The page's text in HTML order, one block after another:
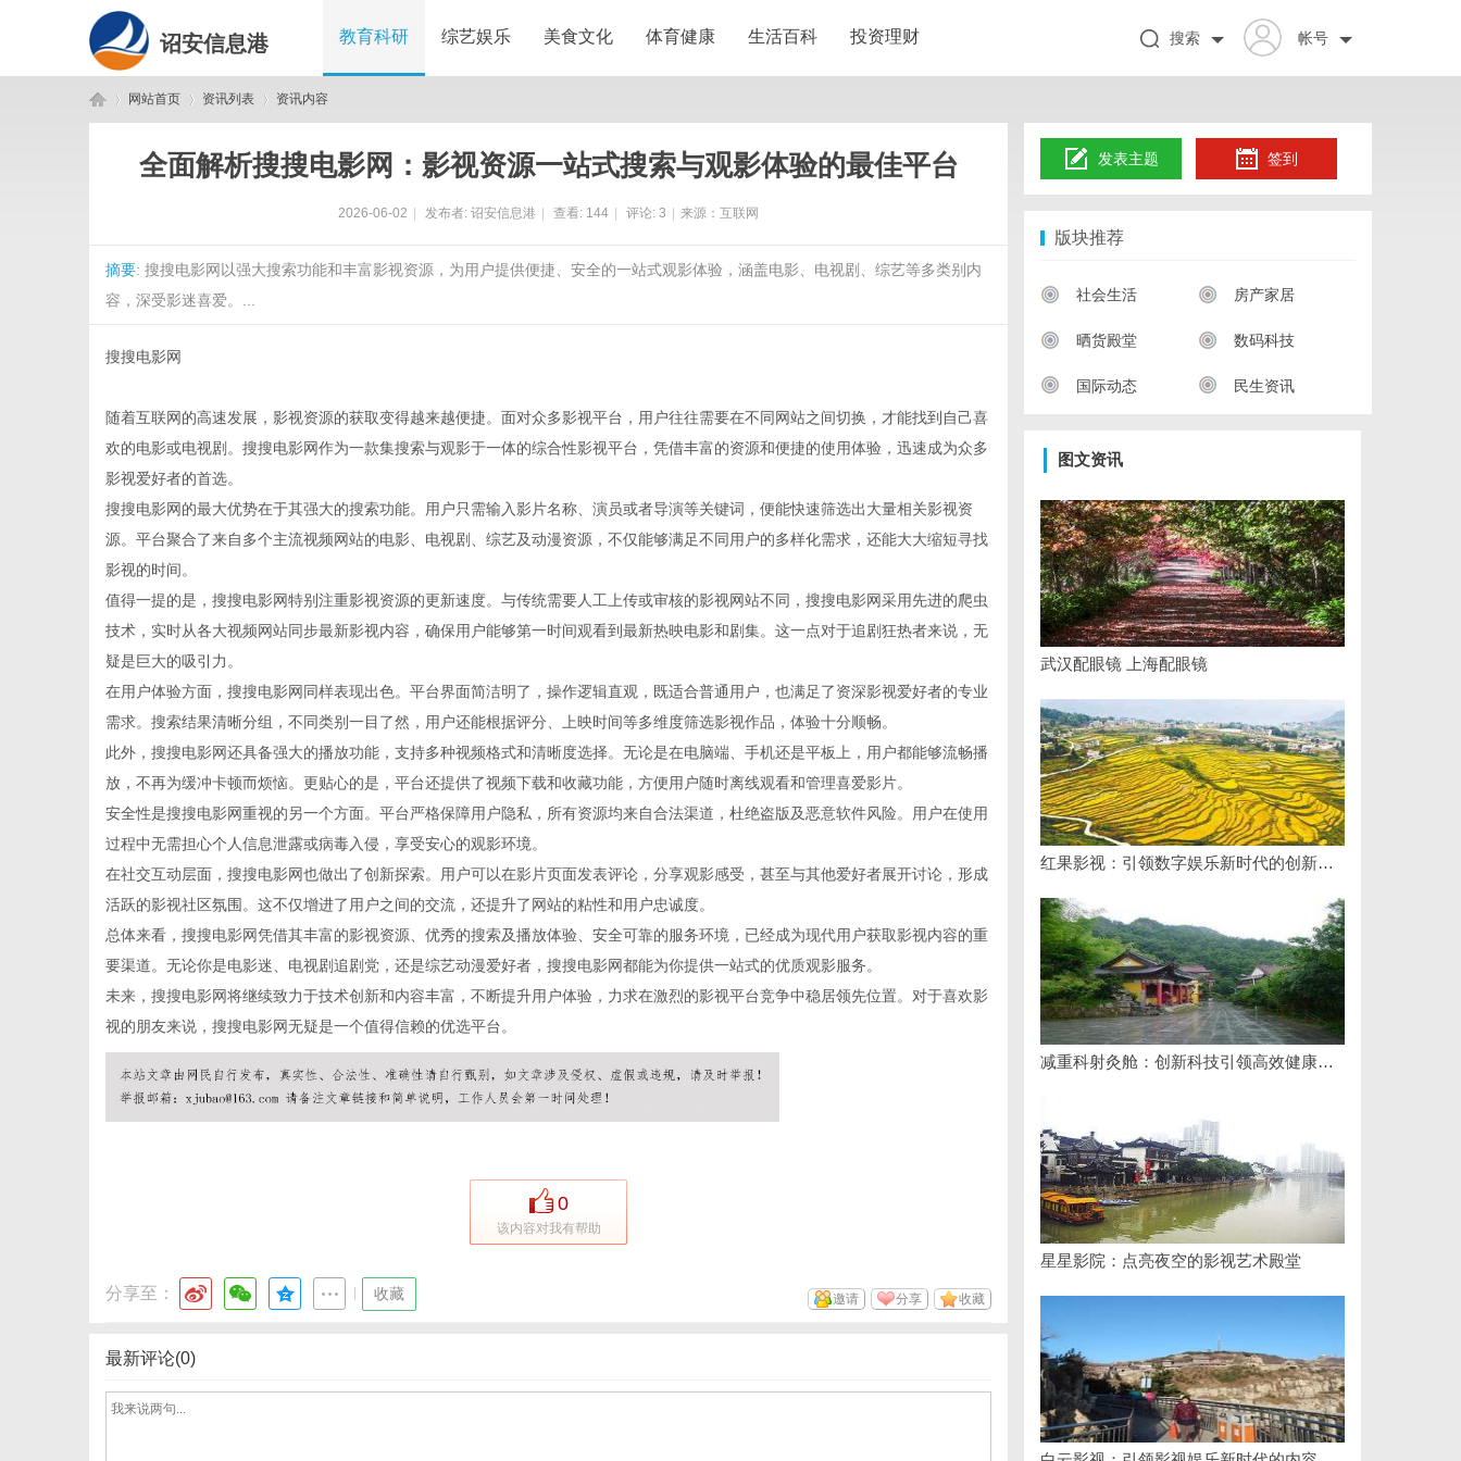
诏安信息港 教育科研 综艺娱乐 美食文化 体育健康 生活百科 投资理财 帐号
搜索
网站首页 资讯列表 资讯内容
全面解析搜搜电影网：影视资源一站式搜索与观影体验的最佳平台
2026-06-02 发布者: 诏安信息港 查看: 144 评论: 3 来源：互联网
摘要: 搜搜电影网以强大搜索功能和丰富影视资源，为用户提供便捷、安全的一站式观影体验，涵盖电影、电视剧、综艺等多类别内
容，深受影迷喜爱。...
搜搜电影网
随着互联网的高速发展，影视资源的获取变得越来越便捷。面对众多影视平台，用户往往需要在不同网站之间切换，才能找到自己喜
欢的电影或电视剧。搜搜电影网作为一款集搜索与观影于一体的综合性影视平台，凭借丰富的资源和便捷的使用体验，迅速成为众多
影视爱好者的首选。
搜搜电影网的最大优势在于其强大的搜索功能。用户只需输入影片名称、演员或者导演等关键词，便能快速筛选出大量相关影视资
源。平台聚合了来自多个主流视频网站的电影、电视剧、综艺及动漫资源，不仅能够满足不同用户的多样化需求，还能大大缩短寻找
影视的时间。
值得一提的是，搜搜电影网特别注重影视资源的更新速度。与传统需要人工上传或审核的影视网站不同，搜搜电影网采用先进的爬虫
技术，实时从各大视频网站同步最新影视内容，确保用户能够第一时间观看到最新热映电影和剧集。这一点对于追剧狂热者来说，无
疑是巨大的吸引力。
在用户体验方面，搜搜电影网同样表现出色。平台界面简洁明了，操作逻辑直观，既适合普通用户，也满足了资深影视爱好者的专业
需求。搜索结果清晰分组，不同类别一目了然，用户还能根据评分、上映时间等多维度筛选影视作品，体验十分顺畅。
此外，搜搜电影网还具备强大的播放功能，支持多种视频格式和清晰度选择。无论是在电脑端、手机还是平板上，用户都能够流畅播
放，不再为缓冲卡顿而烦恼。更贴心的是，平台还提供了视频下载和收藏功能，方便用户随时离线观看和管理喜爱影片。
安全性是搜搜电影网重视的另一个方面。平台严格保障用户隐私，所有资源均来自合法渠道，杜绝盗版及恶意软件风险。用户在使用
过程中无需担心个人信息泄露或病毒入侵，享受安心的观影环境。
在社交互动层面，搜搜电影网也做出了创新探索。用户可以在影片页面发表评论，分享观影感受，甚至与其他爱好者展开讨论，形成
活跃的影视社区氛围。这不仅增进了用户之间的交流，还提升了网站的粘性和用户忠诚度。
总体来看，搜搜电影网凭借其丰富的影视资源、优秀的搜索及播放体验、安全可靠的服务环境，已经成为现代用户获取影视内容的重
要渠道。无论你是电影迷、电视剧追剧党，还是综艺动漫爱好者，搜搜电影网都能为你提供一站式的优质观影服务。
未来，搜搜电影网将继续致力于技术创新和内容丰富，不断提升用户体验，力求在激烈的影视平台竞争中稳居领先位置。对于喜欢影
视的朋友来说，搜搜电影网无疑是一个值得信赖的优选平台。
0
该内容对我有帮助
分享至： 收藏 收藏
分享
邀请
最新评论(0)
发表主题 签到
版块推荐
社会生活 房产家居
晒货殿堂 数码科技
国际动态 民生资讯
图文资讯
武汉配眼镜 上海配眼镜
红果影视：引领数字娱乐新时代的创新力量
减重科射灸舱：创新科技引领高效健康减重新时代
星星影院：点亮夜空的影视艺术殿堂